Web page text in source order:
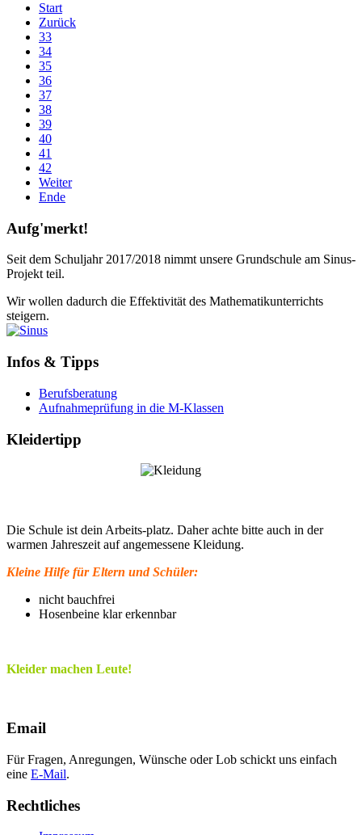
Start
Zurück
33
34
35
36
37
38
39
40
41
42
Weiter
Ende
Aufg'merkt!
Seit dem Schuljahr 2017/2018 nimmt unsere Grundschule am Sinus-
Projekt teil.
Wir wollen dadurch die Effektivität des Mathematikunterrichts
steigern.
Infos & Tipps
Berufsberatung
Aufnahmeprüfung in die M-Klassen
Kleidertipp
Die Schule ist dein Arbeits-platz. Daher achte bitte auch in der
warmen Jahreszeit auf angemessene Kleidung.
Kleine Hilfe für Eltern und Schüler:
nicht bauchfrei
Hosenbeine klar erkennbar
Kleider machen Leute!
Email
Für Fragen, Anregungen, Wünsche oder Lob schickt uns einfach
eine E-Mail.
Rechtliches